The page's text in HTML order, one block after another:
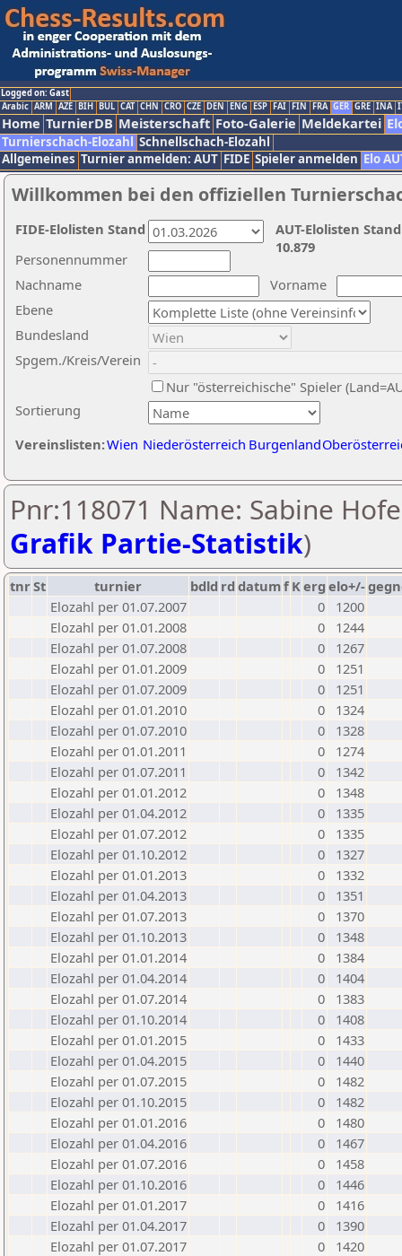
Logged on: Gast
Arabic ARM AZE BIH BUL CAT CHN CRO CZE DEN ENG ESP FAI FIN FRA GER GRE INA
Home TurnierDB Meisterschaft Foto-Galerie Meldekartei
Turnierschach-Elozahl Schnellschach-Elozahl
Allgemeines Turnier anmelden: AUT FIDE Spieler anmelden Elo
Willkommen bei den offiziellen
Nachname
Vorname
Ebene
Sortierung
Personennummer
Bundesland
Spgem./Kreis/Verein
Nur "österreichische" Spieler
Vereinslisten:Wien Niederösterreich Burgenland
AUT-Elolisten
10.879
FIDE-Elolisten Stand
Pnr:118071 Name: Sabine
Grafik Partie-Statistik)
tnrSt turnier bdld rd datumf Kerg elo+/-
Elozahl per 01.07.2007
0
1200
Elozahl per 01.01.2008
0
1244
Elozahl per 01.07.2008
0
1267
Elozahl per 01.01.2009
0
1251
Elozahl per 01.07.2009
0
1251
Elozahl per 01.01.2010
0
1324
Elozahl per 01.07.2010
0
1328
Elozahl per 01.01.2011
0
1274
Elozahl per 01.07.2011
0
1342
Elozahl per 01.01.2012
0
1348
Elozahl per 01.04.2012
0
1335
Elozahl per 01.07.2012
0
1335
Elozahl per 01.10.2012
0
1327
Elozahl per 01.01.2013
0
1332
Elozahl per 01.04.2013
0
1351
Elozahl per 01.07.2013
0
1370
Elozahl per 01.10.2013
0
1348
Elozahl per 01.01.2014
0
1384
Elozahl per 01.04.2014
0
1404
Elozahl per 01.07.2014
0
1383
Elozahl per 01.10.2014
0
1408
Elozahl per 01.01.2015
0
1433
Elozahl per 01.04.2015
0
1440
Elozahl per 01.07.2015
0
1482
Elozahl per 01.10.2015
0
1482
Elozahl per 01.01.2016
0
1480
Elozahl per 01.04.2016
0
1467
Elozahl per 01.07.2016
0
1458
Elozahl per 01.10.2016
0
1446
Elozahl per 01.01.2017
0
1416
Elozahl per 01.04.2017
0
1390
Elozahl per 01.07.2017
0
1420